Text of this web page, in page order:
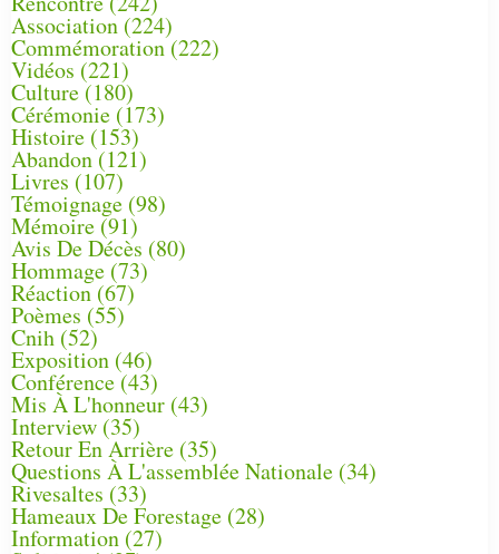
Association (224)
Commémoration(222)
Vidéos (221)
Culture(180)
Cérémonie (173)
Histoire (153)
Abandon(121)
Livres (107)
Témoignage (98)
Mémoire (91)
Avis De Décès (80)
Hommage (73)
Réaction(67)
Poèmes (55)
Cnih (52)
Exposition (46)
Conférence(43)
Mis À L'honneur (43)
Interview (35)
Retour En Arrière (35)
Questions À L'assemblée Nationale (34)
Rivesaltes (33)
Hameaux De Forestage (28)
Information (27)